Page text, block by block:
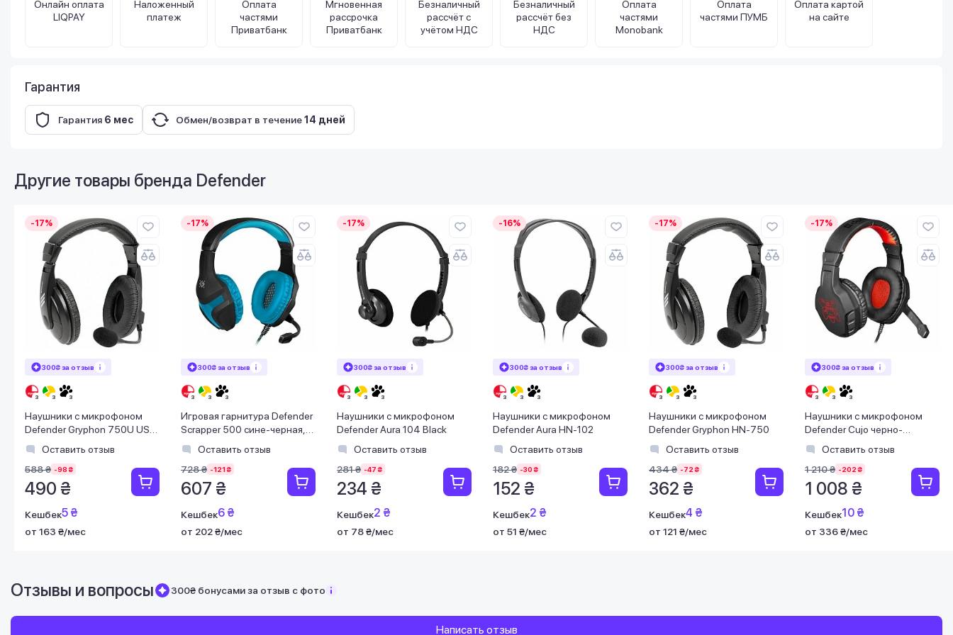
Онлайн оплата
LIQPAY
Наложенный
платеж
Оплата
частями
Приватбанк
Мгновенная
рассрочка
Приватбанк
Безналичный
рассчёт с
учётом НДС
Безналичный
рассчёт без
НДС
Оплата
частями
Monobank
Оплата
частями ПУМБ
Оплата картой
на сайте
Гарантия
Гарантия 6 мес Обмен/возврат в течение14 дней
Другие товары бренда Defender
-17%
300₴ за отзыв
Наушники с микрофоном
Defender Gryphon 750U USB
черные
Оставить отзыв
588 ₴ -98 ₴
490 ₴
Кешбек5 ₴
от 163 ₴/мес
-17%
300₴ за отзыв
Игровая гарнитура Defender
Scrapper 500 сине-черная,
Jack 2 x 3,5 мм
Оставить отзыв
728 ₴ -121 ₴
607 ₴
Кешбек6 ₴
от 202 ₴/мес
-17%
300₴ за отзыв
Наушники с микрофоном
Defender Aura 104 Black
Оставить отзыв
281 ₴ -47 ₴
234 ₴
Кешбек2 ₴
от 78 ₴/мес
-16%
300₴ за отзыв
Наушники с микрофоном
Defender Aura HN-102
Оставить отзыв
182 ₴ -30 ₴
152 ₴
Кешбек2 ₴
от 51 ₴/мес
-17%
300₴ за отзыв
Наушники с микрофоном
Defender Gryphon HN-750
Оставить отзыв
434 ₴ -72 ₴
362 ₴
Кешбек4 ₴
от 121 ₴/мес
-17%
300₴ за отзыв
Наушники с микрофоном
Defender Cujo черно-
красные
Оставить отзыв
1 210 ₴ -202 ₴
1 008 ₴
Кешбек10 ₴
от 336 ₴/мес
Отзывы и вопросы 300₴ бонусами за отзыв с фото
Написать отзыв